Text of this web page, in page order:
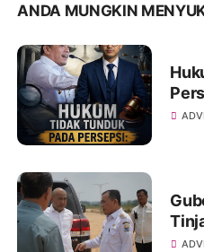
ANDA MUNGKIN